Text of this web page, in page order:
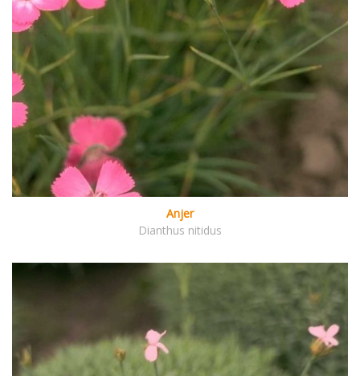
Anjer
Dianthus nitidus